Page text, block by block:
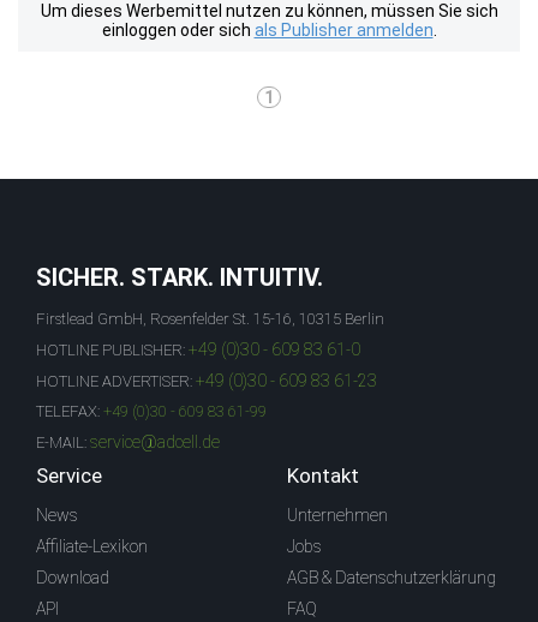
Um dieses Werbemittel nutzen zu können, müssen Sie sich
einloggen oder sich als Publisher anmelden
1
SICHER. STARK. INTUITIV.
Firstlead GmbH, Rosenfelder St. 15-16, 10315 Berlin
HOTLINE PUBLISHER: +49 (0)30 - 609 83 61-0
HOTLINE ADVERTISER: +49 (0)30 - 609 83 61-23
TELEFAX: +49 (0)30 - 609 83 61-99
E-MAIL: service@adcell.de
Service
News
Affiliate-Lexikon
Download
API
Kontakt
Unternehmen
Jobs
AGB & Datenschutzerklärung
FAQ